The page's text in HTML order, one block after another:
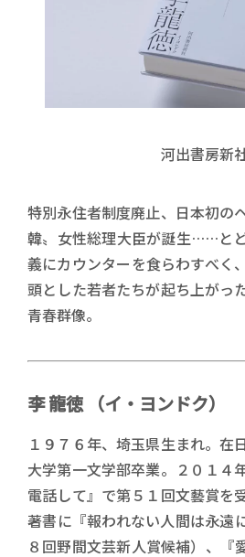
河出書房新
特別永住者制度廃止、日本初の
韓〟女性総理大臣が誕生……と
義にカウンターを食らわすべく
頭とした若者たちが起ち上がっ
青春群像。
著者名(読みがな付き)
李 龍徳 （イ・ヨンドク）
著者プロフィール
１９７６年、埼玉県生まれ。在
大学第一文学部卒業。２０１４
電話して』で第５１回文藝賞を
著書に『報われない人間は永遠
８回野間文芸新人賞候補）、『